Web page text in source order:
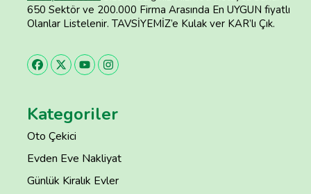
650 Sektör ve 200.000 Firma Arasında En UYGUN fiyatlı
Olanlar Listelenir. TAVSİYEMİZ’e Kulak ver KAR’lı Çık.
Kategoriler
Oto Çekici
Evden Eve Nakliyat
Günlük Kiralık Evler